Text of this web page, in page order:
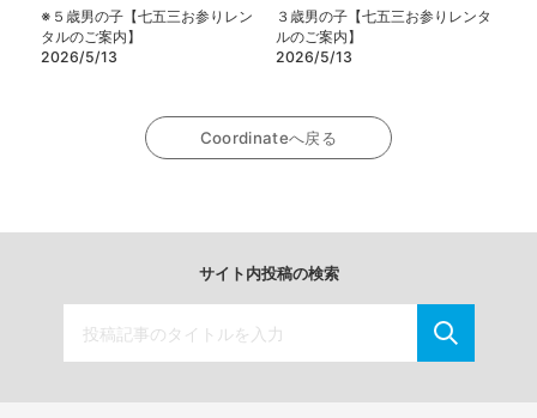
※５歳男の子【七五三お参りレン
タルのご案内】
2026/5/13
３歳男の子【七五三お参りレンタ
ルのご案内】
2026/5/13
Coordinateへ戻る
サイト内投稿の検索